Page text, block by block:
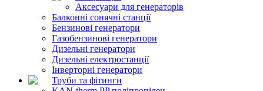
Аксесуари для генераторів
Балконні сонячні станції
Бензинові генератори
Газобензинові генератори
Дизельні генератори
Дизельні електростанції
Інверторні генератори
Труби та фітинги